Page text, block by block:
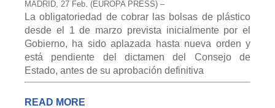
MADRID, 27 Feb. (EUROPA PRESS) –
La obligatoriedad de cobrar las bolsas de plástico
desde el 1 de marzo prevista inicialmente por el
Gobierno, ha sido aplazada hasta nueva orden y
está pendiente del dictamen del Consejo de
Estado, antes de su aprobación definitiva
READ MORE